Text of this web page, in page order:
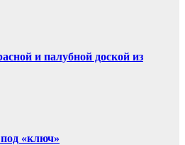
и палубной доской из
«ключ»